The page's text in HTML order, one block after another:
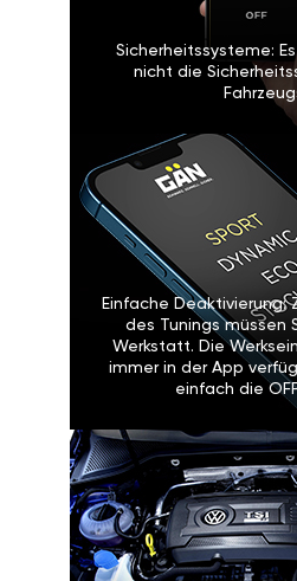
Sicherheitssysteme:
nicht die
Einfache Deaktivierung:
des Tunings müssen
Werkstatt. Die
immer in der App
einfach die